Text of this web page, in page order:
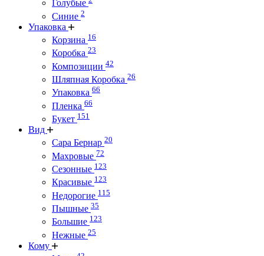
Голубые
Синие 2
Упаковка
Корзина 16
Коробка 23
Композиции 42
Шляпная Коробка 26
Упаковка 66
Пленка 66
Букет 151
Вид
Сара Бернар 20
Махровые 72
Сезонные 123
Красивые 123
Недорогие 115
Пышные 35
Большие 123
Нежные 25
Кому